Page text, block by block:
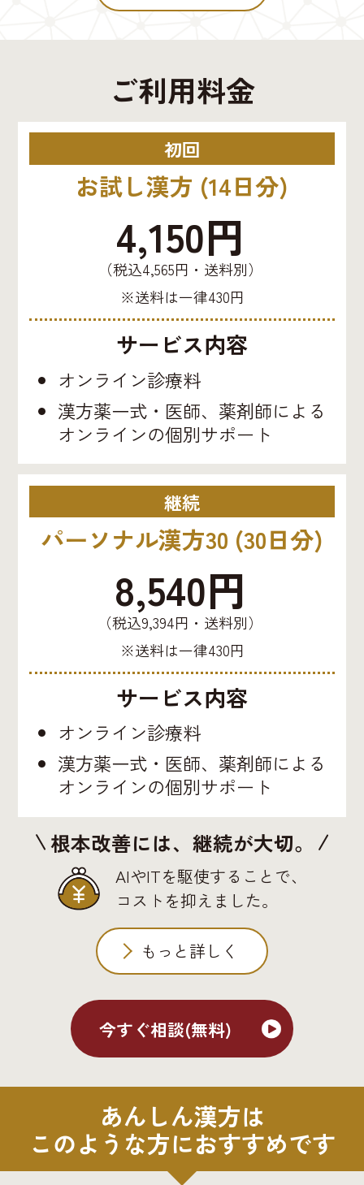
ご利用料金
初回
お試し漢方 (14日分)
4,150円
（税込4,565円・送料別）
※送料は一律430円
サービス内容
オンライン診療料
漢方薬一式・医師、薬剤師による
オンラインの個別サポート
継続
パーソナル漢方30 (30日分)
8,540円
（税込9,394円・送料別）
※送料は一律430円
サービス内容
オンライン診療料
漢方薬一式・医師、薬剤師による
オンラインの個別サポート
根本改善には、継続が大切。
AIやITを駆使することで、
コストを抑えました。
もっと詳しく
今すぐ相談(無料)
あんしん漢方は
このような方におすすめです